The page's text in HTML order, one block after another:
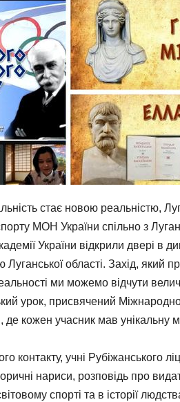
стає новою реальністю,
МОН України спільно з
України відкрили двері в
Луганської області. Захід,
ми можемо відчути
урок, присвячений
кожен учасник мав унікальну
контакту, учні Рубіжанського
нариси, розповідь про
спорті та в історії